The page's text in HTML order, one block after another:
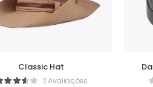
Classic Hat
2 Avaliações